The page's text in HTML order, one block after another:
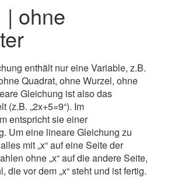
| ohne
enthält nur eine Variable, z.B.
Quadrat, ohne Wurzel, ohne
Gleichung ist also das
(z.B. „2x+5=9“). Im
entspricht sie einer
Um eine lineare Gleichung zu
mit „x“ auf eine Seite der
ohne „x“ auf die andere Seite,
die vor dem „x“ steht und ist fertig.